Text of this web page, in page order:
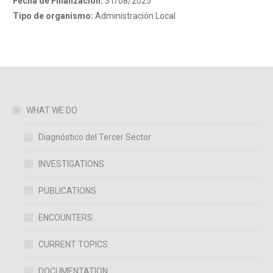
Tipo de organismo: Administración Local
WHAT WE DO
Diagnóstico del Tercer Sector
INVESTIGATIONS
PUBLICATIONS
ENCOUNTERS
CURRENT TOPICS